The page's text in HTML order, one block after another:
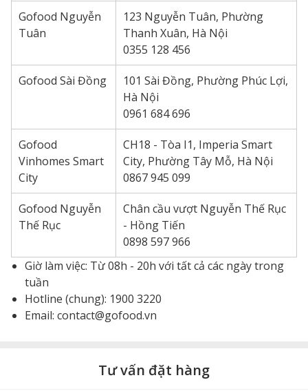
Gofood Nguyễn
Tuân
123 Nguyễn Tuân, Phường
Thanh Xuân, Hà Nội
0355 128 456
Gofood Sài Đồng
101 Sài Đồng, Phường Phúc Lợi,
Hà Nội
0961 684 696
Gofood
Vinhomes Smart
City
CH18 - Tòa I1, Imperia Smart
City, Phường Tây Mỗ, Hà Nội
0867 945 099
Gofood Nguyễn
Thế Rục
Chân cầu vượt Nguyễn Thế Rục
- Hồng Tiến
0898 597 966
Giờ làm việc: Từ 08h - 20h với tất cả các ngày trong
tuần
Hotline (chung): 1900 3220
Email: contact@gofood.vn
Tư vấn đặt hàng